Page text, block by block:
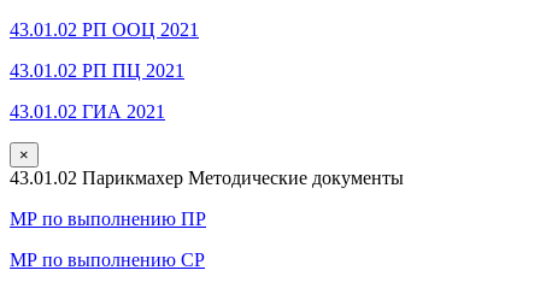
43.01.02 РП ООЦ 2021
43.01.02 РП ПЦ 2021
43.01.02 ГИА 2021
×
43.01.02 Парикмахер Методические документы
МР по выполнению ПР
МР по выполнению СР